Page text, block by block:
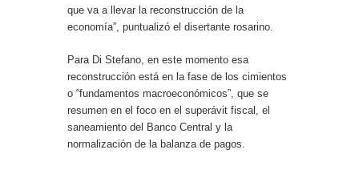
que va a llevar la reconstrucción de la
economía”, puntualizó el disertante rosarino.
Para Di Stefano, en este momento esa
reconstrucción está en la fase de los cimientos
o “fundamentos macroeconómicos”, que se
resumen en el foco en el superávit fiscal, el
saneamiento del Banco Central y la
normalización de la balanza de pagos.